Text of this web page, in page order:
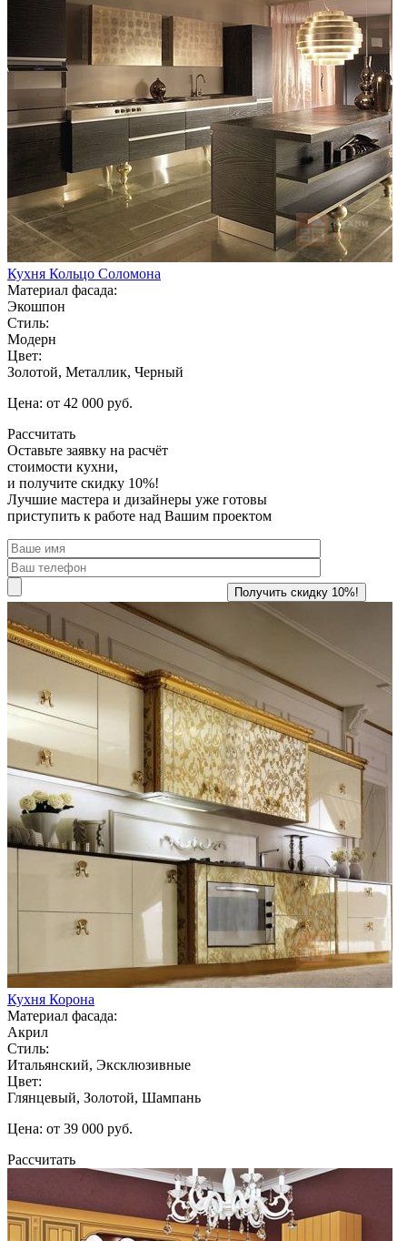
Кухня Кольцо Соломона
Материал фасада:
Экошпон
Стиль:
Модерн
Цвет:
Золотой, Металлик, Черный
Цена: от 42 000 руб.
Рассчитать
Оставьте заявку на расчёт
стоимости кухни,
и получите скидку 10%!
Лучшие мастера и дизайнеры уже готовы
приступить к работе над Вашим проектом
Кухня Корона
Материал фасада:
Акрил
Стиль:
Итальянский, Эксклюзивные
Цвет:
Глянцевый, Золотой, Шампань
Цена: от 39 000 руб.
Рассчитать